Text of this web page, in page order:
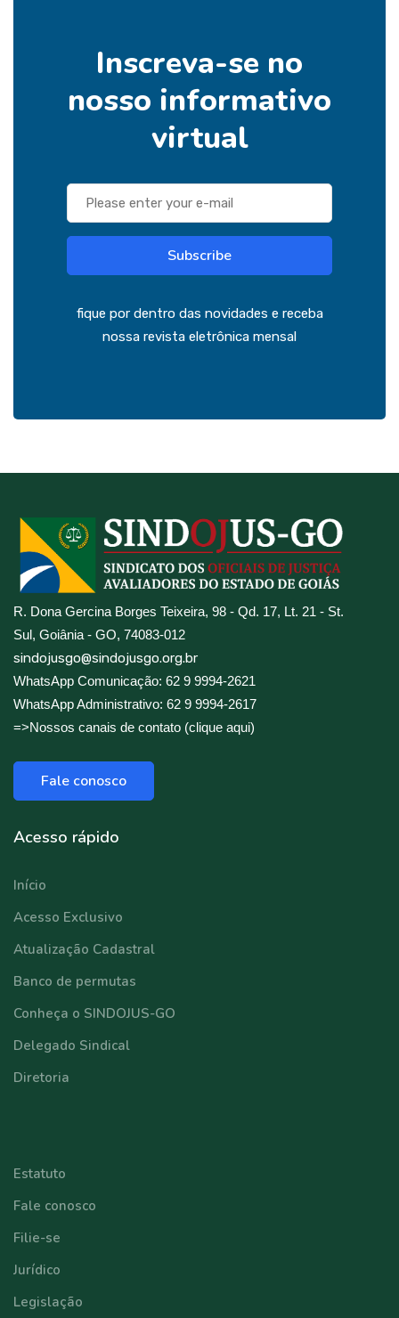
Inscreva-se no
nosso informativo
virtual
Subscribe
fique por dentro das novidades e receba
nossa revista eletrônica mensal
R. Dona Gercina Borges Teixeira, 98 - Qd. 17, Lt. 21 - St.
Sul, Goiânia - GO, 74083-012
sindojusgo@sindojusgo.org.br
WhatsApp Comunicação: 62 9 9994-2621
WhatsApp Administrativo: 62 9 9994-2617
=>Nossos canais de contato (clique aqui)
Fale conosco
Acesso rápido
Início
Acesso Exclusivo
Atualização Cadastral
Banco de permutas
Conheça o SINDOJUS-GO
Delegado Sindical
Diretoria
Estatuto
Fale conosco
Filie-se
Jurídico
Legislação